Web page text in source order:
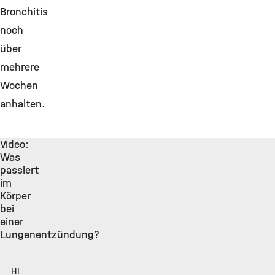
Bronchitis
noch
über
mehrere
Wochen
anhalten.
Video:
Was
passiert
im
Körper
bei
einer
Lungenentzündung?
Hinweis